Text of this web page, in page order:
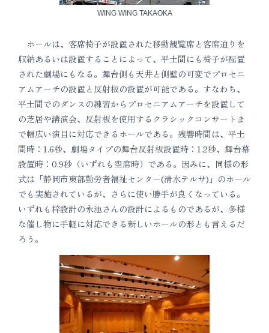
WING WING TAKAOKA
ホールは、客席椅子が設置された移動観覧席と客席迫りを
収納あるいは設置することによって、平土間にも椅子が配置
された劇場にもなる。舞台側も天井と側壁の可変でプロセニ
アムアーチの設置と反射板の設置が可能である。すなわち、
平土間でのダンスの練習からプロセニアムアーチを設置して
の芝居や講演会、反射板を使用するクラシックコンサートま
で幅広い演目に対応できるホールである。残響時間は、平土
間時：1.6秒、劇場タイプの舞台反射板設置時：1.2秒、舞台幕
設置時：0.9秒（いずれも空席時）である。因みに、同様の形
式は「静岡市東部勤労者福祉センター(清水テルサ)」のホール
でも実施されているが、さらに使い勝手が良くなっている。
いずれも梓設計の永池さんの設計によるものであるが、多様
な催し物に手軽に対応できる新しいホールの形とも言えるだ
ろう。